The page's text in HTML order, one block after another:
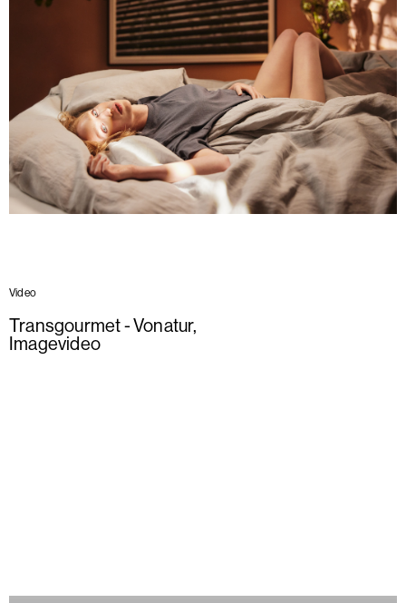
Video
Transgourmet - Vonatur,
Imagevideo